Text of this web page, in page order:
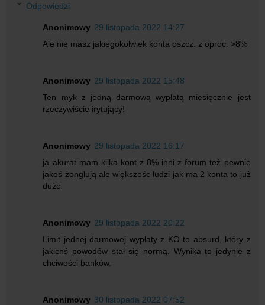
Odpowiedzi
Anonimowy 29 listopada 2022 14:27
Ale nie masz jakiegokolwiek konta oszcz. z oproc. >8%
Anonimowy 29 listopada 2022 15:48
Ten myk z jedną darmową wypłatą miesięcznie jest
rzeczywiście irytujący!
Anonimowy 29 listopada 2022 16:17
ja akurat mam kilka kont z 8% inni z forum też pewnie
jakoś żonglują ale większośc ludzi jak ma 2 konta to już
dużo
Anonimowy 29 listopada 2022 20:22
Limit jednej darmowej wypłaty z KO to absurd, który z
jakichś powodów stał się normą. Wynika to jedynie z
chciwości banków.
Anonimowy 30 listopada 2022 07:52